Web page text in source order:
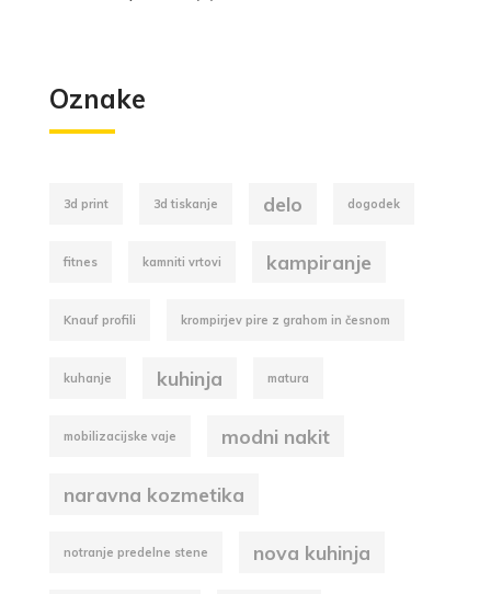
Oznake
3d print 3d tiskanje delo dogodek
fitnes kamniti vrtovi kampiranje
Knauf profili krompirjev pire z grahom in česnom
kuhanje kuhinja matura
mobilizacijske vaje modni nakit
naravna kozmetika
notranje predelne stene nova kuhinja